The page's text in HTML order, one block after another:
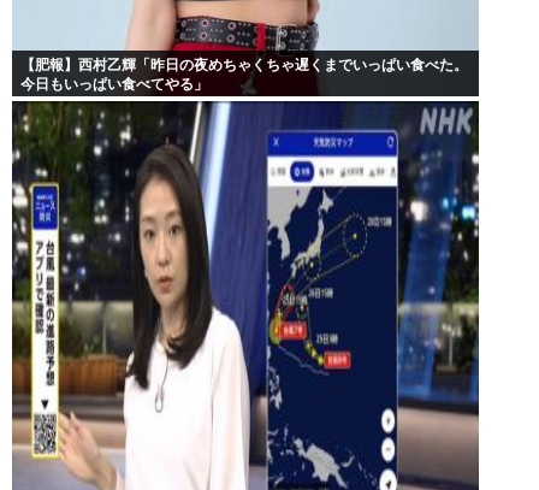
【肥報】西村乙輝「昨日の夜めちゃくちゃ遅くまでいっぱい食べた。
今日もいっぱい食べてやる」